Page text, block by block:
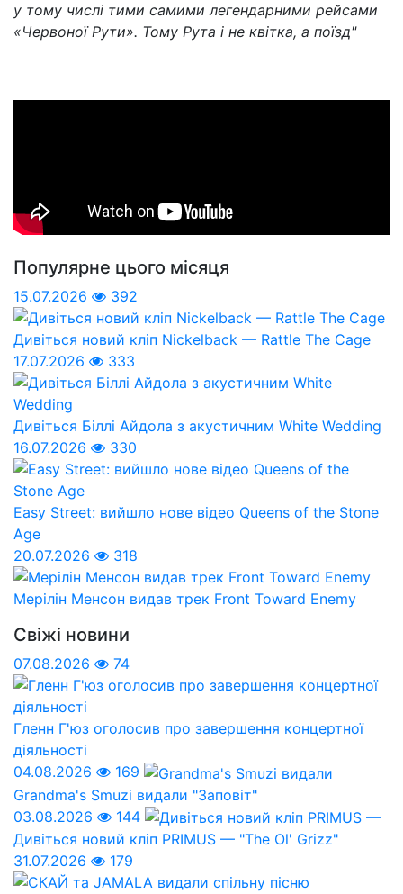
у тому числі тими самими легендарними рейсами
«Червоної Рути». Тому Рута і не квітка, а поїзд"
Популярне цього місяця
15.07.2026 392
Дивіться новий кліп Nickelback — Rattle The Cage
17.07.2026
333
Дивіться Біллі Айдола з акустичним White Wedding
16.07.2026
330
Easy Street: вийшло нове відео Queens of the Stone
Age
20.07.2026
318
Мерілін Менсон видав трек Front Toward Enemy
Свіжі новини
07.08.2026 74
Гленн Г'юз оголосив про завершення концертної
діяльності
04.08.2026
169
Grandma's Smuzi видали "Заповіт"
03.08.2026
144
Дивіться новий кліп PRIMUS — "The Ol' Grizz"
31.07.2026
179